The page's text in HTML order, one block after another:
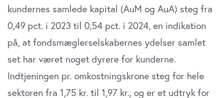
annoncer, til at vise dig funktioner til sociale medier og til
at analysere vores trafik. Vi deler også oplysninger om
din brug af vores website med vores partnere inden for
sociale medier, annonceringspartnere og
data med andre oplysninger, du har givet dem, eller som
de har indsamlet fra din brug af deres tjenester. Du
samtykker til vores cookies, hvis du fortsætter med at
kundernes samlede kapital (AuM og AuA) steg fra
0,49 pct. i 2023 til 0,54 pct. i 2024, en indikation
på, at fondsmæglerselskabernes ydelser samlet
set har været noget dyrere for kunderne.
Indtjeningen pr. omkostningskrone steg for hele
sektoren fra 1,75 kr. til 1,97 kr., og er et udtryk for